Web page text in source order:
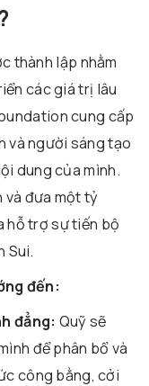
thành lập nhằm
các giá trị lâu
cung cấp
và người sáng tạo
dung của mình.
và đưa một tỷ
hỗ trợ sự tiến bộ
Sui.
đến:
đẳng: Quỹ sẽ
để phân bổ và
công bằng, cởi